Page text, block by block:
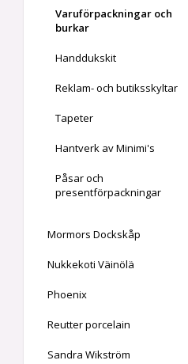
Varuförpackningar och
burkar
Handdukskit
Reklam- och butiksskyltar
Tapeter
Hantverk av Minimi's
Påsar och
presentförpackningar
Mormors Dockskåp
Nukkekoti Väinölä
Phoenix
Reutter porcelain
Sandra Wikström